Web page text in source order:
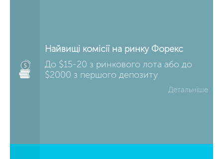
Найвищі комісії на ринку Форекс
До $15-20 з ринкового лота або до
$2000 з першого депозиту
Детальніше